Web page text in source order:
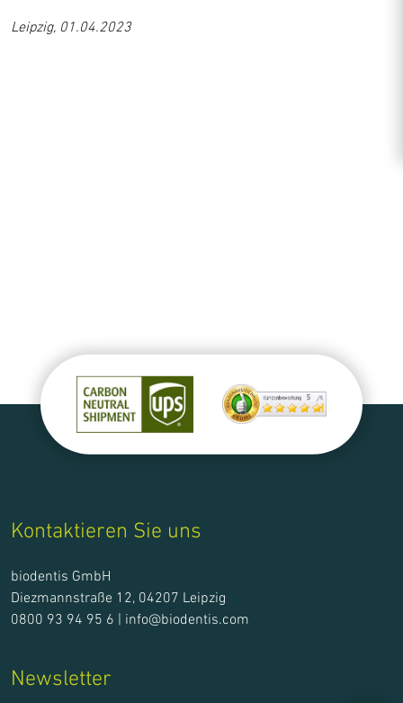
Leipzig, 01.04.2023
Kontaktieren Sie uns
biodentis GmbH
Diezmannstraße 12, 04207 Leipzig
0800 93 94 95 6 | info@biodentis.com
Newsletter